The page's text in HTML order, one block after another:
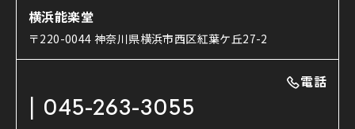
ご利用の流れ
利用料金表
能舞台と演じ手
使用する道具
能・狂言の曲目説明
日本の古典芸能
コラム
OTABISHO
チケット購入方法
横浜能楽堂
〒220-0044 神奈川県横浜市西区紅葉ケ丘27-2
電話
045-263-3055